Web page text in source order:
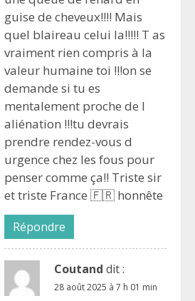
guise de cheveux!!!! Mais
quel blaireau celui la!!!!! T as
vraiment rien compris à la
valeur humaine toi !!!on se
demande si tu es
mentalement proche de l
aliénation !!!tu devrais
prendre rendez-vous d
urgence chez les fous pour
penser comme ça!! Triste sir
et triste France 🇫🇷 honnête
Répondre
Coutand dit :
28 août 2025 à 7 h 01 min